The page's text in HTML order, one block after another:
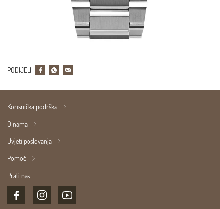
PODIJELI
Korisnička podrška
O nama
Uvjeti poslovanja
Pomoć
Prati nas